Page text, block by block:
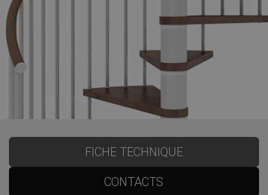
FICHE TECHNIQUE
CONTACTS